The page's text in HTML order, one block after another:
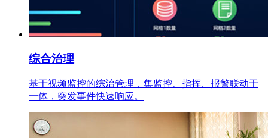
综合治理
基于视频监控的综治管理，集监控、指挥、报警联动于
一体，突发事件快速响应。